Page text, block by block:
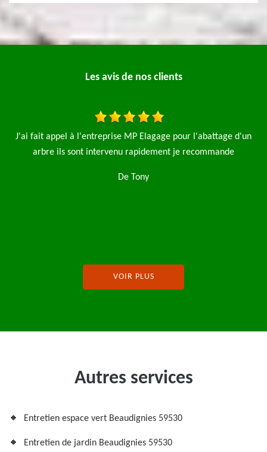
Les avis de nos clients
pour l'abattage d'un
recommande
Je fais appel à l'entreprise MP élagage pro
sapin et une taille de haie le travail a été
VOIR PLUS
Autres services
Entretien espace vert Beaudignies 59530
Entretien de jardin Beaudignies 59530